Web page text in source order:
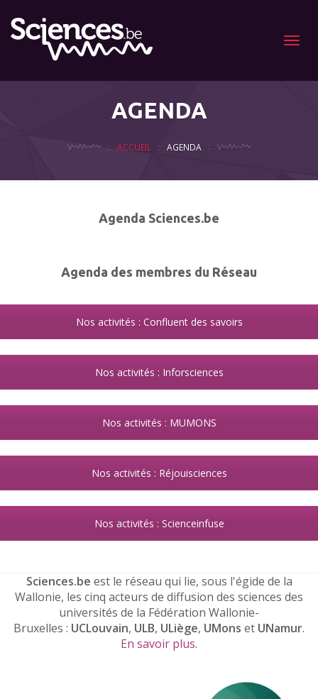
Menu
AGENDA
ACCUEIL AGENDA
Agenda Sciences.be
Agenda des membres du Réseau
Nos activités : Confluent des savoirs
Nos activités : Inforsciences
Nos activités : MUMONS
Nos activités : Réjouisciences
Nos activités : Scienceinfuse
Sciences.be est le réseau qui lie, sous l'égide de la
Wallonie, les cinq acteurs de diffusion des sciences des
universités de la Fédération Wallonie-
Bruxelles : UCLouvain, ULB, ULiège, UMons et UNamur.
En savoir plus.